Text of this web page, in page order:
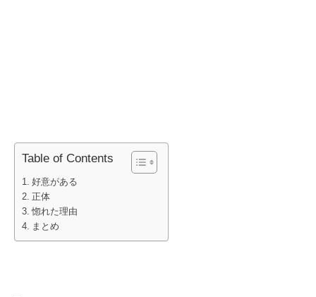
Table of Contents
好意がある
正体
惚れた理由
まとめ